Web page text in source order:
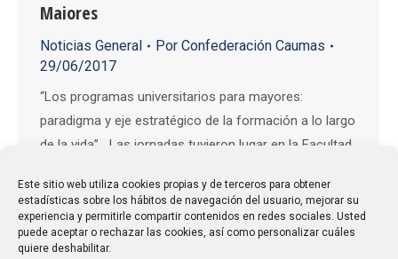
Este sitio web utiliza cookies propias y de terceros para obtener
estadísticas sobre los hábitos de navegación del usuario, mejorar su
experiencia y permitirle compartir contenidos en redes sociales. Usted
puede aceptar o rechazar las cookies, así como personalizar cuáles
quiere deshabilitar.
Maiores
Noticias General Por Confederación Caumas
29/06/2017
“Los programas universitarios para mayores:
paradigma y eje estratégico de la formación a lo largo
de la vida” Las jornadas tuvieron lugar en la Facultad
hemos reunido más de 160 personas entre
profesores de los programas de mayores y alumnos
de la mayoría de las Universidades…